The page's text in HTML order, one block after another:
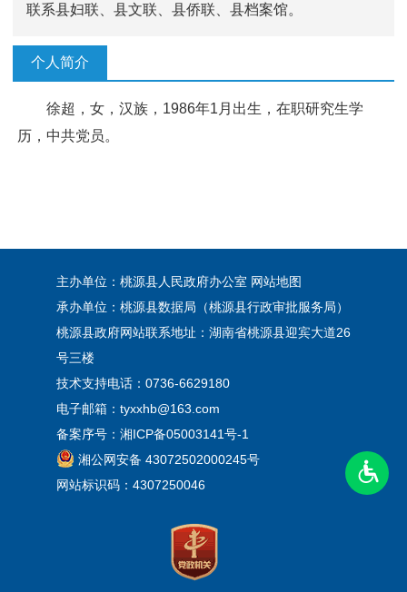
联系县妇联、县文联、县侨联、县档案馆。
个人简介
徐超，女，汉族，1986年1月出生，在职研究生学
历，中共党员。
主办单位：桃源县人民政府办公室 网站地图
承办单位：桃源县数据局（桃源县行政审批服务局）
桃源县政府网站联系地址：湖南省桃源县迎宾大道26
号三楼
技术支持电话：0736-6629180
电子邮箱：tyxxhb@163.com
备案序号： 湘ICP备05003141号-1
湘公网安备 43072502000245号
网站标识码：4307250046